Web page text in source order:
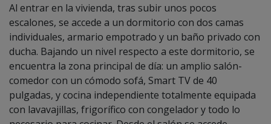
Al entrar en la vivienda, tras subir unos pocos
escalones, se accede a un dormitorio con dos camas
individuales, armario empotrado y un baño privado con
ducha. Bajando un nivel respecto a este dormitorio, se
encuentra la zona principal de día: un amplio salón-
comedor con un cómodo sofá, Smart TV de 40
pulgadas, y cocina independiente totalmente equipada
con lavavajillas, frigorífico con congelador y todo lo